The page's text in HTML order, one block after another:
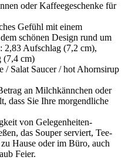
oder Kaffeegeschenke für
Gefühl mit einem
schönen Design rund um
2,83 Aufschlag (7,2 cm),
(7,4 cm)
/ Salat Saucer / hot Ahornsirup
an Milchkännchen oder
dass Sie Ihre morgendliche
von Gelegenheiten-
das Souper serviert, Tee-
Hause oder im Büro, auch
Feier.